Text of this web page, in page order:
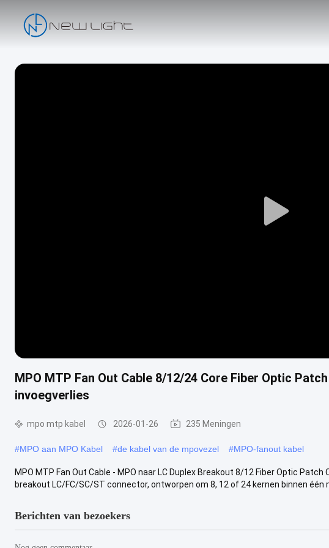
Play
MPO MTP Fan Out Cable 8/12/24 Core Fiber Optic
invoegverlies
mpo mtp kabel 2026-01-26 235 Meningen
#MPO aan MPO Kabel #de kabel van de mpovezel #MPO-fanout kabel
MPO MTP Fan Out Cable - MPO naar LC Duplex Breakout 8/12 Fiber Optic
breakout LC/FC/SC/ST connector, ontworpen om 8, 12 of 24 kernen binnen één
Berichten van bezoekers